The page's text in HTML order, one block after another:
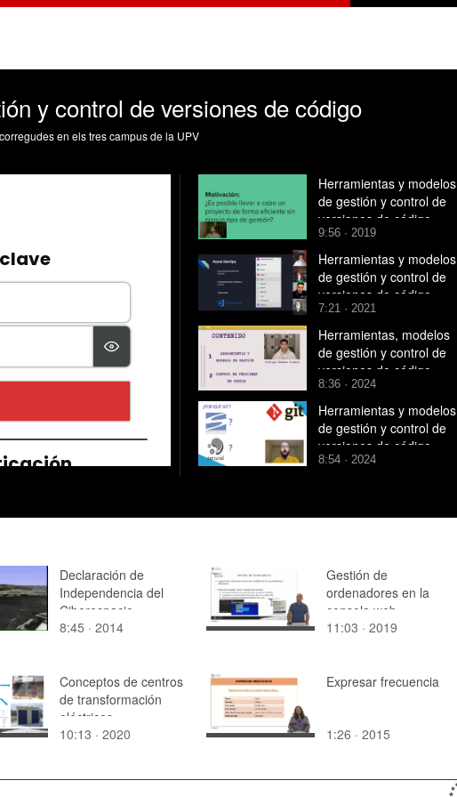
y control de versiones de código
en els tres campus de la UPV
Herramientas y modelos
de gestión y control de
versiones de código
9:56 · 2019
Herramientas y modelos
de gestión y control de
versiones de código
7:21 · 2021
Herramientas, modelos
de gestión y control de
versiones de código
8:36 · 2024
Herramientas y modelos
de gestión y control de
versiones de código.
8:54 · 2024
Declaración de
Independencia del
Ciberespacio
8:45 · 2014
Gestión de
ordenadores en la
consola web.
11:03 · 2019
Conceptos de centros
de transformación
eléctricos
10:13 · 2020
Expresar frecuencia
1:26 · 2015